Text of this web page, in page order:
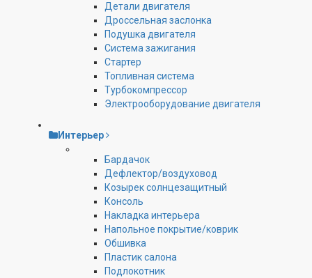
Детали двигателя
Дроссельная заслонка
Подушка двигателя
Система зажигания
Стартер
Топливная система
Турбокомпрессор
Электрооборудование двигателя
Интерьер
Бардачок
Дефлектор/воздуховод
Козырек солнцезащитный
Консоль
Накладка интерьера
Напольное покрытие/коврик
Обшивка
Пластик салона
Подлокотник